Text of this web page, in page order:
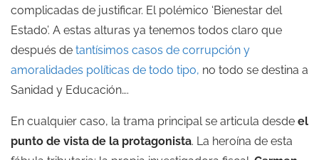
complicadas de justificar. El polémico ‘Bienestar del
Estado’. A estas alturas ya tenemos todos claro que
después de tantísimos casos de corrupción y
amoralidades políticas de todo tipo, no todo se destina a
Sanidad y Educación….
En cualquier caso, la trama principal se articula desde el
punto de vista de la protagonista. La heroína de esta